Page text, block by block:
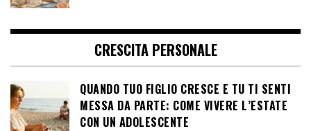
CRESCITA PERSONALE
QUANDO TUO FIGLIO CRESCE E TU TI SENTI
MESSA DA PARTE: COME VIVERE L’ESTATE
CON UN ADOLESCENTE